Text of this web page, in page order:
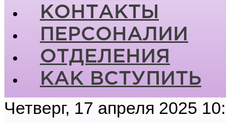
КОНТАКТЫ
ПЕРСОНАЛИИ
ОТДЕЛЕНИЯ
КАК ВСТУПИТЬ
Четверг, 17 апреля 2025